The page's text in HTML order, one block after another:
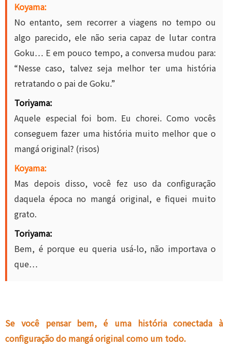
Koyama:
No entanto, sem recorrer a viagens no tempo ou
algo parecido, ele não seria capaz de lutar contra
Goku… E em pouco tempo, a conversa mudou para:
“Nesse caso, talvez seja melhor ter uma história
retratando o pai de Goku.”
Toriyama:
Aquele especial foi bom. Eu chorei. Como vocês
conseguem fazer uma história muito melhor que o
mangá original? (risos)
Koyama:
Mas depois disso, você fez uso da configuração
daquela época no mangá original, e fiquei muito
grato.
Toriyama:
Bem, é porque eu queria usá-lo, não importava o
que…
Se você pensar bem, é uma história conectada à
configuração do mangá original como um todo.